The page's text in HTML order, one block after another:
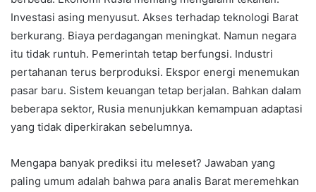
Investasi asing menyusut. Akses terhadap teknologi Barat
berkurang. Biaya perdagangan meningkat. Namun negara
itu tidak runtuh. Pemerintah tetap berfungsi. Industri
pertahanan terus berproduksi. Ekspor energi menemukan
pasar baru. Sistem keuangan tetap berjalan. Bahkan dalam
beberapa sektor, Rusia menunjukkan kemampuan adaptasi
yang tidak diperkirakan sebelumnya.
Mengapa banyak prediksi itu meleset? Jawaban yang
paling umum adalah bahwa para analis Barat meremehkan